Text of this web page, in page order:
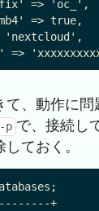
=> 'oc_',
=> true,
'nextcloud',
、動作に問
p で、接続し
ておく。
+